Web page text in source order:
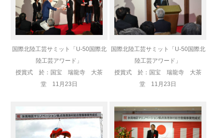
国際北陸工芸サミット「U-50国際北
陸工芸アワード」
授賞式 於：国宝 瑞龍寺 大茶
堂 11月23日
国際北陸工芸サミット「U-50国際北
陸工芸アワード」
授賞式 於：国宝 瑞龍寺 大茶
堂 11月23日